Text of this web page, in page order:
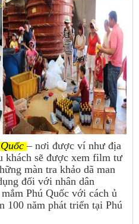
– nơi được ví như địa
khách sẽ được xem film tư
màn tra khảo dã man
đối với nhân dân
Phú Quốc với cách ủ
100 năm phát triển tại Phú